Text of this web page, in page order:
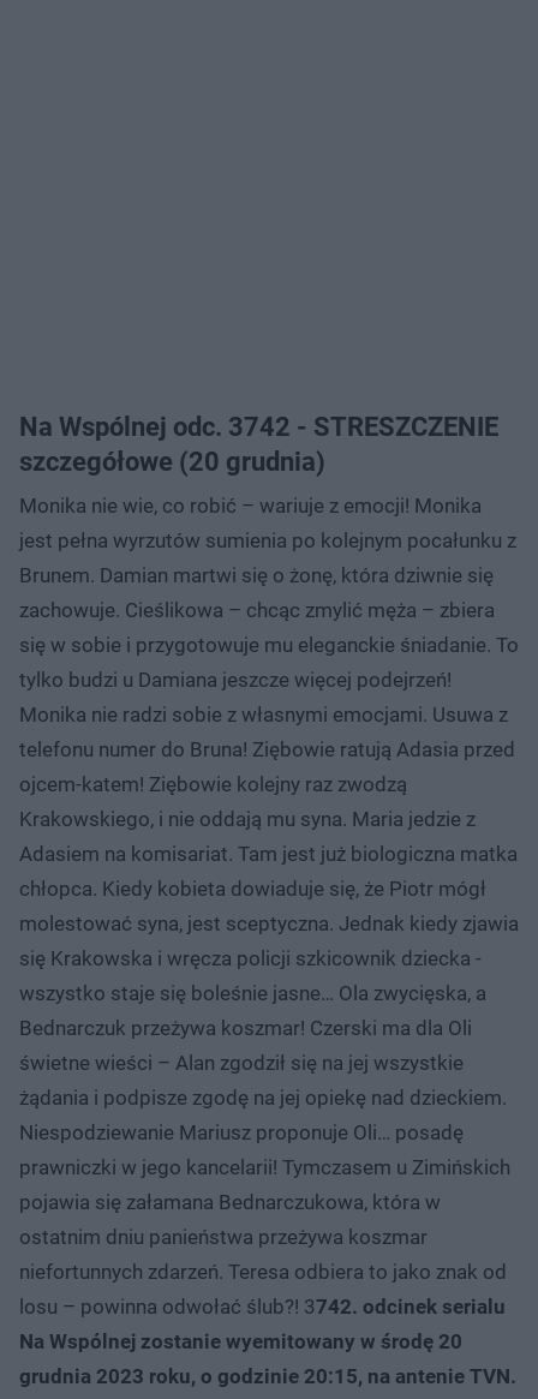
Na Wspólnej odc. 3742 - STRESZCZENIE
szczegółowe (20 grudnia)
Monika nie wie, co robić – wariuje z emocji! Monika
jest pełna wyrzutów sumienia po kolejnym pocałunku z
Brunem. Damian martwi się o żonę, która dziwnie się
zachowuje. Cieślikowa – chcąc zmylić męża – zbiera
się w sobie i przygotowuje mu eleganckie śniadanie. To
tylko budzi u Damiana jeszcze więcej podejrzeń!
Monika nie radzi sobie z własnymi emocjami. Usuwa z
telefonu numer do Bruna! Ziębowie ratują Adasia przed
ojcem-katem! Ziębowie kolejny raz zwodzą
Krakowskiego, i nie oddają mu syna. Maria jedzie z
Adasiem na komisariat. Tam jest już biologiczna matka
chłopca. Kiedy kobieta dowiaduje się, że Piotr mógł
molestować syna, jest sceptyczna. Jednak kiedy zjawia
się Krakowska i wręcza policji szkicownik dziecka -
wszystko staje się boleśnie jasne… Ola zwycięska, a
Bednarczuk przeżywa koszmar! Czerski ma dla Oli
świetne wieści – Alan zgodził się na jej wszystkie
żądania i podpisze zgodę na jej opiekę nad dzieckiem.
Niespodziewanie Mariusz proponuje Oli… posadę
prawniczki w jego kancelarii! Tymczasem u Zimińskich
pojawia się załamana Bednarczukowa, która w
ostatnim dniu panieństwa przeżywa koszmar
niefortunnych zdarzeń. Teresa odbiera to jako znak od
losu – powinna odwołać ślub?! 3742. odcinek serialu
Na Wspólnej zostanie wyemitowany w środę 20
grudnia 2023 roku, o godzinie 20:15, na antenie TVN.